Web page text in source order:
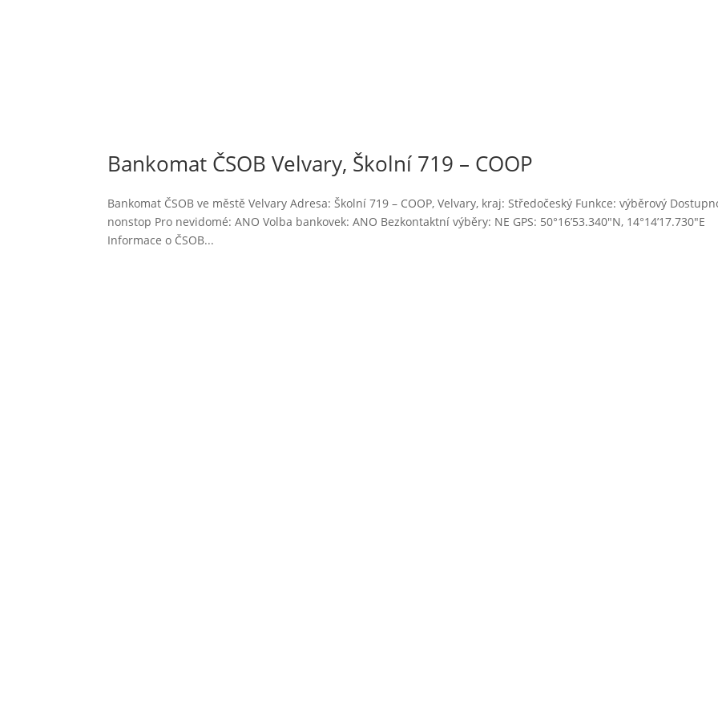
Bankomat ČSOB Velvary, Školní 719 – COOP
Bankomat ČSOB ve městě Velvary Adresa: Školní 719 – COOP, Velvary, kraj: Středočeský Funkce: výběrový
nonstop Pro nevidomé: ANO Volba bankovek: ANO Bezkontaktní výběry: NE GPS: 50°16’53.340″N, 14°14’17.730″E
Informace o ČSOB...